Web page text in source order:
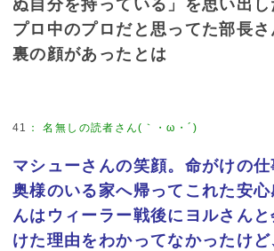
ぬ自分を持っている」を思い出し
プロ中のプロだと思ってた部長
裏の顔があったとは
41 ：名無しの読者さん(｀・ω・´)
マシューさんの笑顔。命がけの仕
奥様のいる家へ帰ってこれた安心
んはウィーラー戦後にヨルさん
けた理由をわかってなかったけど